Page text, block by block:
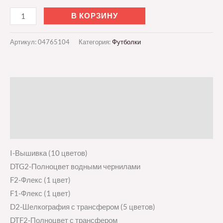
В КОРЗИНУ
Артикул:04765104 Категория:Футболки
I-Вышивка (10 цветов)
DTG2-Полноцвет водными чернилами
F2-Флекс (1 цвет)
F1-Флекс (1 цвет)
D2-Шелкография с трансфером (5 цветов)
DTF2-Полноцвет с трансфером